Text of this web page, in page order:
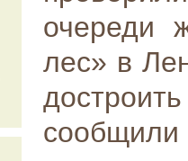
очереди
лес» в
сообщили